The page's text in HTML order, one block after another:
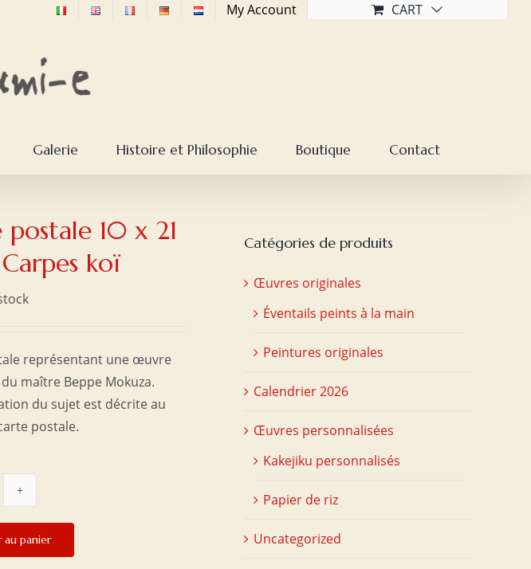
My Account CART
Galerie Histoire et Philosophie Boutique Contact
postale 10 x 21
koï
représentant une œuvre
maître Beppe Mokuza.
du sujet est décrite au
postale.
panier
Catégories de produits
Œuvres originales
Éventails peints à la main
Peintures originales
Calendrier 2026
Œuvres personnalisées
Kakejiku personnalisés
Papier de riz
Uncategorized